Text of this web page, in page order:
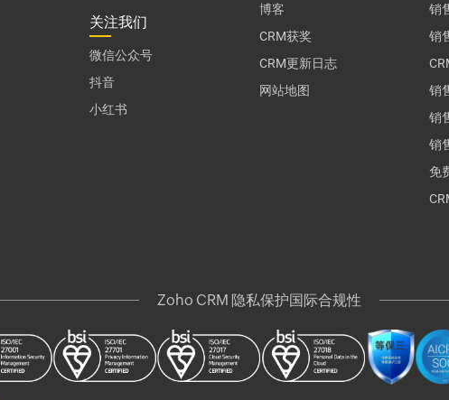
关注我们
微信公众号
抖音
小红书
博客
CRM获奖
CRM更新日志
网站地图
销
销
销
销
销
免
Zoho CRM 隐私保护国际合规性